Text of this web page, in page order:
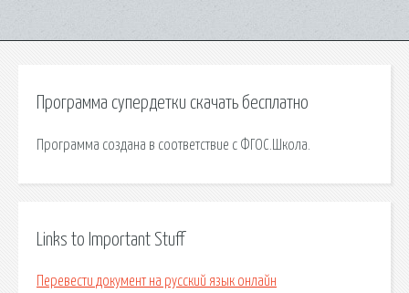
Программа супердетки скачать бесплатно
Программа создана в соответствие с ФГОС.Школа.
Links to Important Stuff
Перевести документ на русский язык онлайн